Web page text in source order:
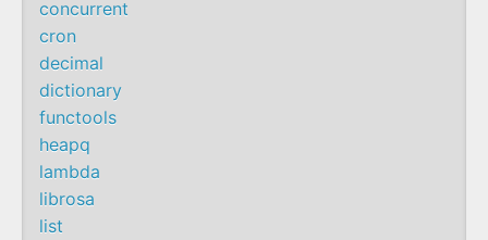
concurrent
cron
decimal
dictionary
functools
heapq
lambda
librosa
list